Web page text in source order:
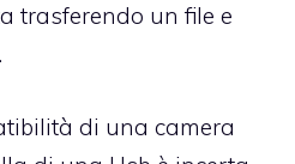
trasferendo un file e
di una camera